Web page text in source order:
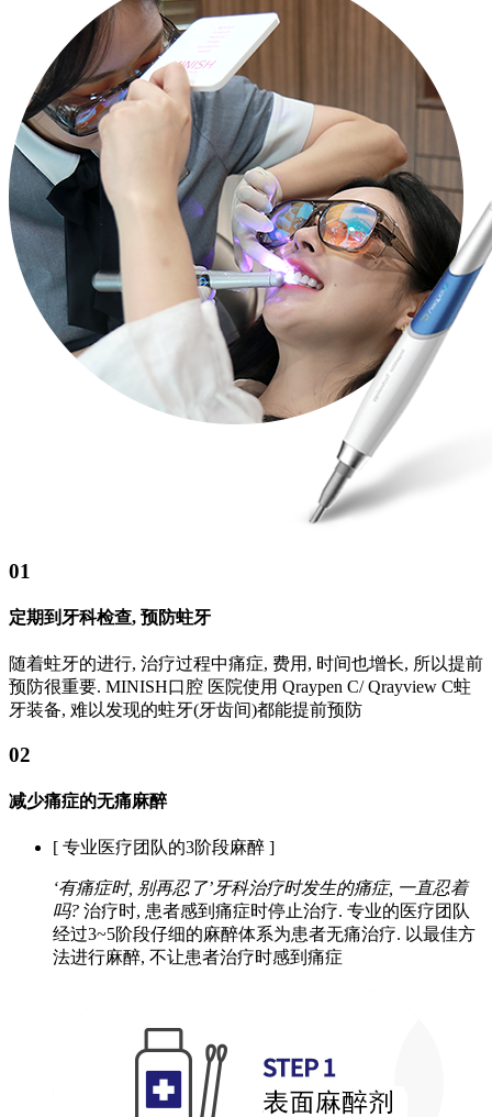
01
定期到牙科检查, 预防蛀牙
随着蛀牙的进行, 治疗过程中痛症, 费用, 时间也增长, 所以提前
预防很重要. MINISH口腔 医院使用 Qraypen C/ Qrayview C蛀
牙装备, 难以发现的蛀牙(牙齿间)都能提前预防
02
减少痛症的无痛麻醉
[ 专业医疗团队的3阶段麻醉 ]
‘有痛症时, 别再忍了’牙科治疗时发生的痛症, 一直忍着
吗? 治疗时, 患者感到痛症时停止治疗. 专业的医疗团队
经过3~5阶段仔细的麻醉体系为患者无痛治疗. 以最佳方
法进行麻醉, 不让患者治疗时感到痛症